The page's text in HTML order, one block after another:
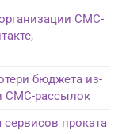
СМС-
бюджета из-
СМС-рассылок
проката